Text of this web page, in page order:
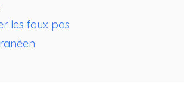
les faux pas